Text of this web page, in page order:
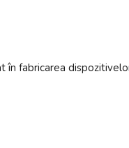
fabricarea